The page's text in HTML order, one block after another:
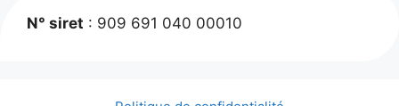
N° siret : 909 691 040 00010